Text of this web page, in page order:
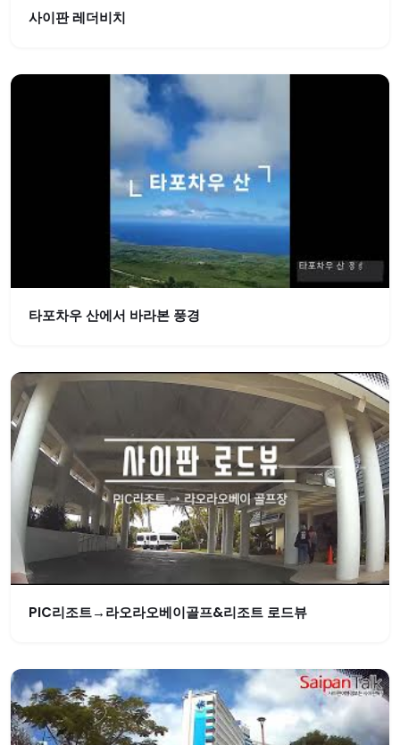
사이판 레더비치
타포차우 산에서 바라본 풍경
PIC리조트→라오라오베이골프&리조트 로드뷰